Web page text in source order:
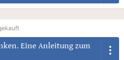
Eine Anleitung zum